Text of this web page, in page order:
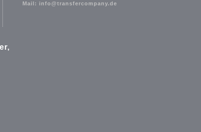
Mail: info@transfercompany.de